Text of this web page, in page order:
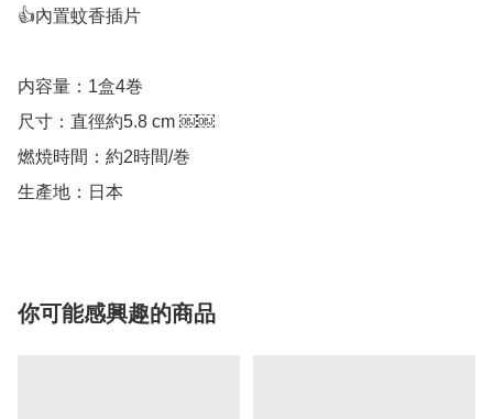
👍內置蚊香插片
内容量：1盒4巻
尺寸：直徑約5.8 cm ￼￼
燃焼時間：約2時間/巻
你可能感興趣的商品